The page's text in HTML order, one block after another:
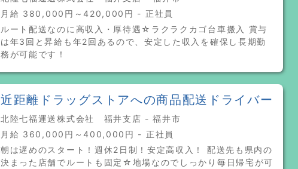
月給 380,000円～420,000円 - 正社員
ルート配送なのに高収入・厚待遇☆ラクラクカゴ台車搬入 賞与
は年3回と昇給も年2回あるので、安定した収入を確保し長期勤
務が可能です！
近距離ドラッグストアへの商品配送ドライバー
北陸七福運送株式会社 福井支店 - 福井市
月給 360,000円～400,000円 - 正社員
朝は遅めのスタート！週休2日制！安定高収入！ 配送先も県内の
決まった店舗でルートも固定☆地場なのでしっかり毎日帰宅が可